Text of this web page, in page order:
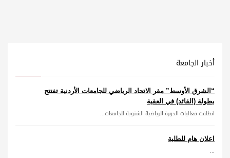
أخبار الجامعة
“الشرق الأوسط” مقر الاتحاد الرياضي للجامعات الأردنية تفتتح
بطولة (القائد) في العقبة
انطلقت فعاليات الدورة الرياضية الشتوية للجامعات...
اعلان هام للطلبة
...